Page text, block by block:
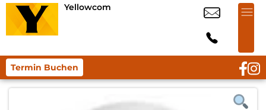
Yellowcom
Termin Buchen